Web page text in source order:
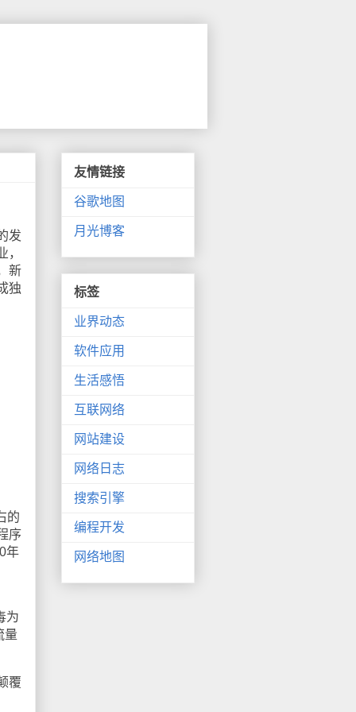
发
新
独
的
序
年
为
量
覆
友情链接
谷歌地图
月光博客
标签
业界动态
软件应用
生活感悟
互联网络
网站建设
网络日志
搜索引擎
编程开发
网络地图